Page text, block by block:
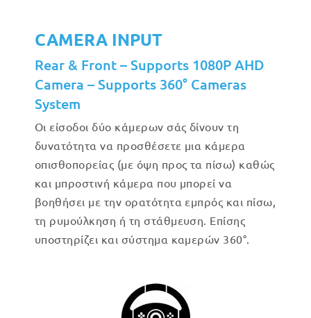
CAMERA INPUT
Rear & Front – Supports 1080P AHD
Camera – Supports 360° Cameras
System
Οι είσοδοι δύο κάμερων σάς δίνουν τη
δυνατότητα να προσθέσετε μια κάμερα
οπισθοπορείας (με όψη προς τα πίσω) καθώς
και μπροστινή κάμερα που μπορεί να
βοηθήσει με την ορατότητα εμπρός και πίσω,
τη ρυμούλκηση ή τη στάθμευση. Επίσης
υποστηρίζει και σύστημα καμερών 360°.